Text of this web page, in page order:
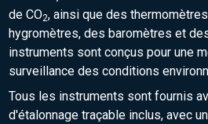
de CO2, ainsi que des
hygromètres, des baromètres et
instruments sont conçus pour une
surveillance des conditions
Tous les instruments sont fournis
d'étalonnage traçable inclus, avec